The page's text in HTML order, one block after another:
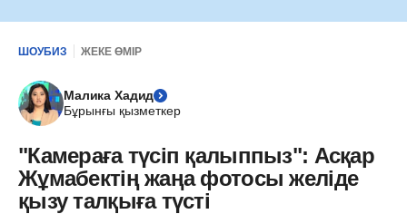
ШОУБИЗ ЖЕКЕ ӨМІР
Малика Хадид
Бұрынғы қызметкер
"Камераға түсіп қалыппыз": Асқар
Жұмабектің жаңа фотосы желіде
қызу талқыға түсті